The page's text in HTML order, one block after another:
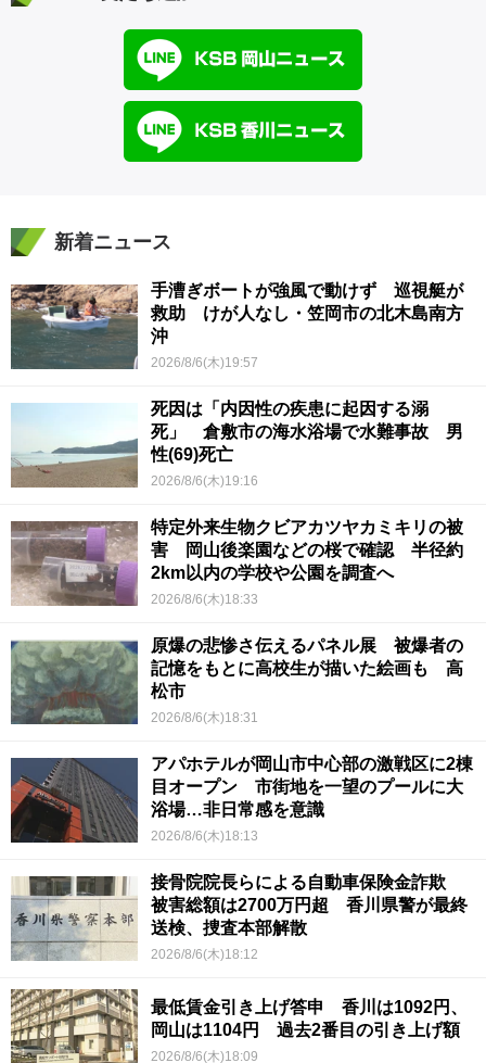
新着ニュース
手漕ぎボートが強風で動けず 巡視艇が
救助 けが人なし・笠岡市の北木島南方
沖
2026/8/6(木)19:57
死因は「内因性の疾患に起因する溺
死」 倉敷市の海水浴場で水難事故 男
性(69)死亡
2026/8/6(木)19:16
特定外来生物クビアカツヤカミキリの被
害 岡山後楽園などの桜で確認 半径約
2km以内の学校や公園を調査へ
2026/8/6(木)18:33
原爆の悲惨さ伝えるパネル展 被爆者の
記憶をもとに高校生が描いた絵画も 高
松市
2026/8/6(木)18:31
アパホテルが岡山市中心部の激戦区に2棟
目オープン 市街地を一望のプールに大
浴場…非日常感を意識
2026/8/6(木)18:13
接骨院院長らによる自動車保険金詐欺
被害総額は2700万円超 香川県警が最終
送検、捜査本部解散
2026/8/6(木)18:12
最低賃金引き上げ答申 香川は1092円、
岡山は1104円 過去2番目の引き上げ額
2026/8/6(木)18:09